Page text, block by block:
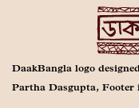
DaakBangla logo
Partha Dasgupta,